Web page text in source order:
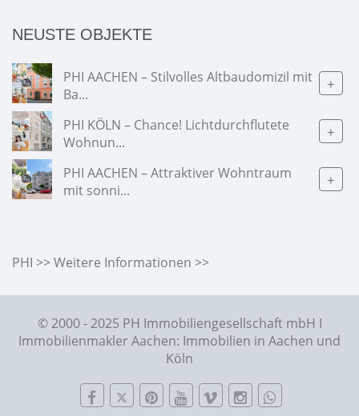
NEUSTE OBJEKTE
PHI AACHEN – Stilvolles Altbaudomizil mit
Ba...
+
PHI KÖLN – Chance! Lichtdurchflutete
Wohnun...
+
PHI AACHEN – Attraktiver Wohntraum
mit sonni...
+
PHI >> Weitere Informationen >>
© 2000 - 2025 PH Immobiliengesellschaft mbH I
Immobilienmakler Aachen: Immobilien in Aachen und
Köln